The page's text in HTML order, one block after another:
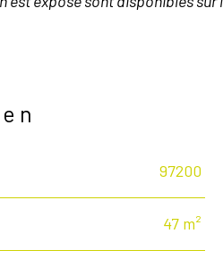
97200
47 m²